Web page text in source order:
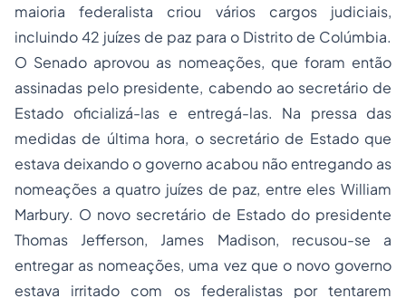
maioria federalista criou vários cargos judiciais,
incluindo 42 juízes de paz para o Distrito de Colúmbia.
O Senado aprovou as nomeações, que foram então
assinadas pelo presidente, cabendo ao secretário de
Estado oficializá-las e entregá-las. Na pressa das
medidas de última hora, o secretário de Estado que
estava deixando o governo acabou não entregando as
nomeações a quatro juízes de paz, entre eles William
Marbury. O novo secretário de Estado do presidente
Thomas Jefferson, James Madison, recusou-se a
entregar as nomeações, uma vez que o novo governo
estava irritado com os federalistas por tentarem